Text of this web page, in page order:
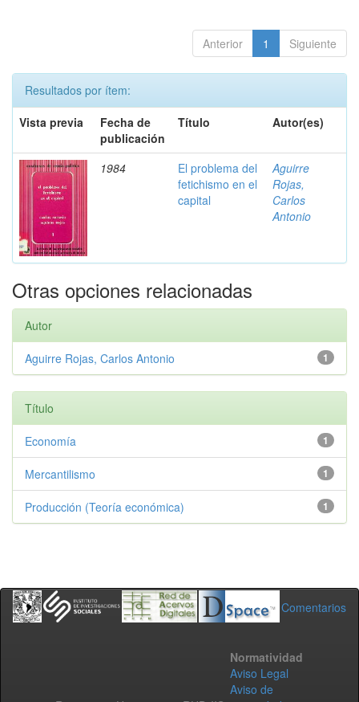
Anterior 1 Siguiente
Resultados por ítem:
Vista previa
Fecha de
publicación
Título Autor(es)
1984
El problema del
fetichismo en el
capital
Aguirre
Rojas,
Carlos
Antonio
Otras opciones relacionadas
Autor
1
Aguirre Rojas, Carlos Antonio
Título
1
Economía
1
Mercantilismo
1
Producción (Teoría económica)
Comentarios
Normatividad
Aviso Legal
Aviso de